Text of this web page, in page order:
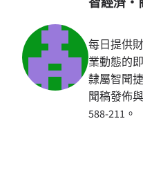
每日提供
業動態的
隸屬智聞
聞稿發佈
588-211。